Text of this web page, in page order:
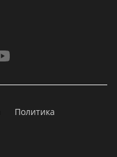
Политика